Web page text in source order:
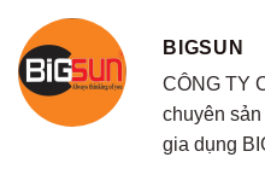
BIGSUN
CÔNG TY
chuyên
gia dụng